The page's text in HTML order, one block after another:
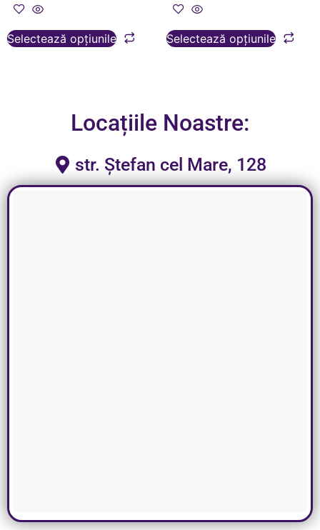
Selectează opțiunile Selectează opțiunile
Locațiile Noastre:
str. Ștefan cel Mare, 128